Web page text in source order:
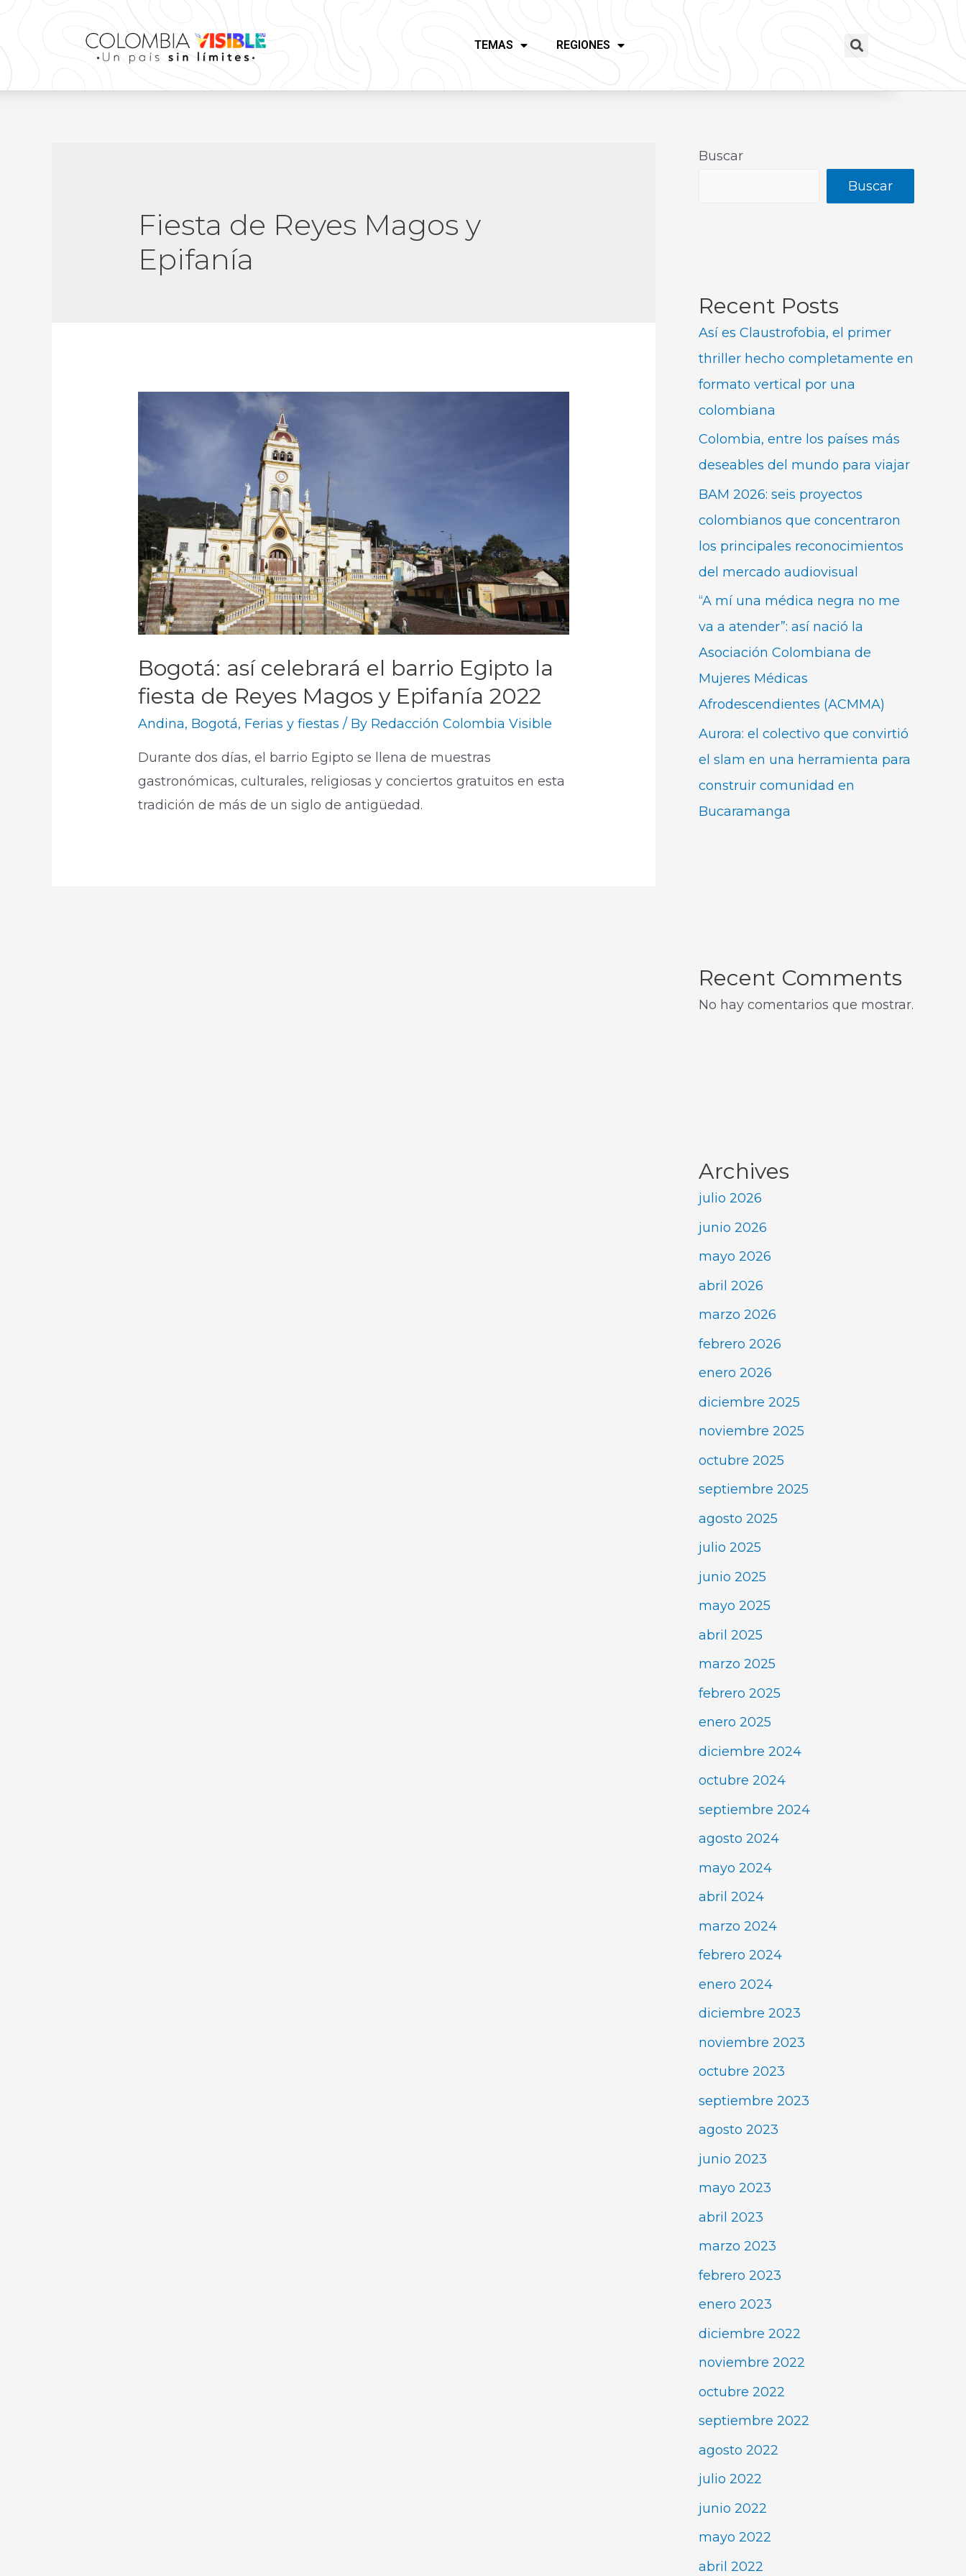
TEMAS REGIONES
Fiesta de Reyes Magos y
Epifanía
Bogotá: así celebrará el barrio Egipto la
fiesta de Reyes Magos y Epifanía 2022
Andina, Bogotá, Ferias y fiestas / By Redacción Colombia Visible
Durante dos días, el barrio Egipto se llena de muestras
gastronómicas, culturales, religiosas y conciertos gratuitos en esta
tradición de más de un siglo de antigüedad.
Buscar
Buscar
Recent Posts
Así es Claustrofobia, el primer
thriller hecho completamente en
formato vertical por una
colombiana
Colombia, entre los países más
deseables del mundo para viajar
BAM 2026: seis proyectos
colombianos que concentraron
los principales reconocimientos
del mercado audiovisual
“A mí una médica negra no me
va a atender”: así nació la
Asociación Colombiana de
Mujeres Médicas
Afrodescendientes (ACMMA)
Aurora: el colectivo que convirtió
el slam en una herramienta para
construir comunidad en
Bucaramanga
Recent Comments
No hay comentarios que mostrar.
Archives
julio 2026
junio 2026
mayo 2026
abril 2026
marzo 2026
febrero 2026
enero 2026
diciembre 2025
noviembre 2025
octubre 2025
septiembre 2025
agosto 2025
julio 2025
junio 2025
mayo 2025
abril 2025
marzo 2025
febrero 2025
enero 2025
diciembre 2024
octubre 2024
septiembre 2024
agosto 2024
mayo 2024
abril 2024
marzo 2024
febrero 2024
enero 2024
diciembre 2023
noviembre 2023
octubre 2023
septiembre 2023
agosto 2023
junio 2023
mayo 2023
abril 2023
marzo 2023
febrero 2023
enero 2023
diciembre 2022
noviembre 2022
octubre 2022
septiembre 2022
agosto 2022
julio 2022
junio 2022
mayo 2022
abril 2022